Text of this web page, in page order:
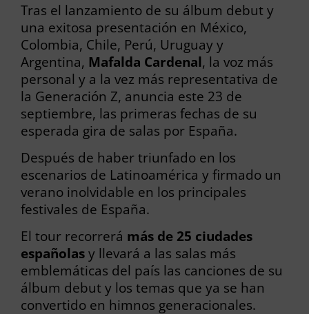
Tras el lanzamiento de su álbum debut y
una exitosa presentación en México,
Colombia, Chile, Perú, Uruguay y
Argentina, Mafalda Cardenal, la voz más
personal y a la vez más representativa de
la Generación Z, anuncia este 23 de
septiembre, las primeras fechas de su
esperada gira de salas por España.
Después de haber triunfado en los
escenarios de Latinoamérica y firmado un
verano inolvidable en los principales
festivales de España.
El tour recorrerá más de 25 ciudades
españolasy llevará a las salas más
emblemáticas del país las canciones de su
álbum debut y los temas que ya se han
convertido en himnos generacionales.